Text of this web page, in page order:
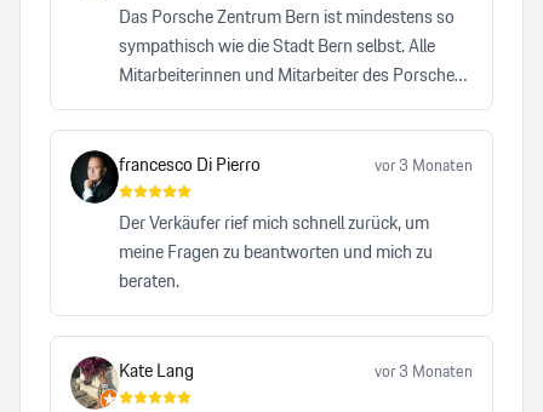
Das Porsche Zentrum Bern ist mindestens so
sympathisch wie die Stadt Bern selbst. Alle
Mitarbeiterinnen und Mitarbeiter des Porsche
Zentrums Bern leisten einen bemerkenswerten
Beitrag dazu, dass die Traditionsmarke Porsche
auf höchstem Niveau repräsentiert wird. Kein
anderes Autohaus, das ich bisher besucht habe,
hat mich mit einer vergleichbaren Herzlichkeit,
Professionalität und Zuverlässigkeit überzeugt.
francesco Di Pierro vor 3 Monaten
Der Verkäufer rief mich schnell zurück, um
meine Fragen zu beantworten und mich zu
beraten.
Kate Lang vor 3 Monaten